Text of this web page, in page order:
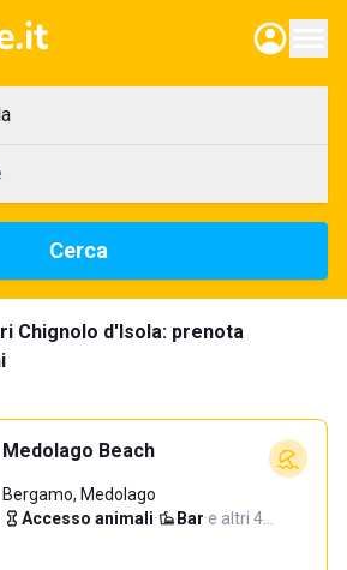
Cerca
Chignolo d'Isola: prenota
Medolago Beach
Bergamo, Medolago
Accesso animali· Bar·e altri 4…